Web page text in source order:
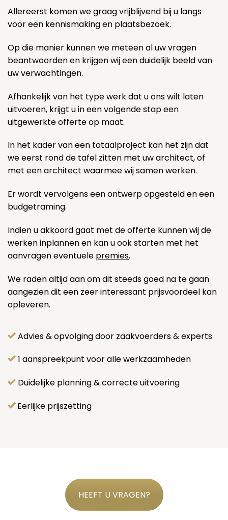
Allereerst komen we graag vrijblijvend bij u langs
voor een kennismaking en plaatsbezoek.
Op die manier kunnen we meteen al uw vragen
beantwoorden en krijgen wij een duidelijk beeld van
uw verwachtingen.
Afhankelijk van het type werk dat u ons wilt laten
uitvoeren, krijgt u in een volgende stap een
uitgewerkte offerte op maat.
In het kader van een totaalproject kan het zijn dat
we eerst rond de tafel zitten met uw architect, of
met een architect waarmee wij samen werken.
Er wordt vervolgens een ontwerp opgesteld en een
budgetraming.
Indien u akkoord gaat met de offerte kunnen wij de
werken inplannen en kan u ook starten met het
aanvragen eventuele premies.
We raden altijd aan om dit steeds goed na te gaan
aangezien dit een zeer interessant prijsvoordeel kan
opleveren.
Advies & opvolging door zaakvoerders & experts
1 aanspreekpunt voor alle werkzaamheden
Duidelijke planning & correcte uitvoering
Eerlijke prijszetting
HEEFT U VRAGEN?